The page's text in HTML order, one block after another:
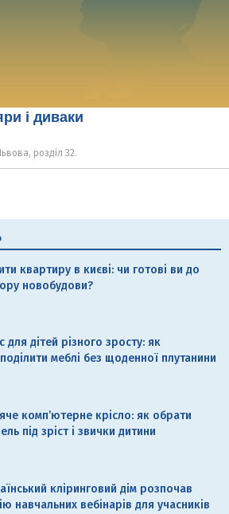
і диваки
розділ 32.
квартиру в києві: чи готові ви до
новобудови?
для дітей різного зросту: як
меблі без щоденної плутанини
комп’ютерне крісло: як обрати
під зріст і звички дитини
кліринговий дім розпочав
навчальних вебінарів для учасників